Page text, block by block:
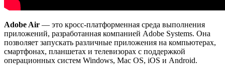
Adobe Air — это кросс-платформенная среда выполнения
приложений, разработанная компанией Adobe Systems. Она
позволяет запускать различные приложения на компьютерах,
смартфонах, планшетах и телевизорах с поддержкой
операционных систем Windows, Mac OS, iOS и Android.